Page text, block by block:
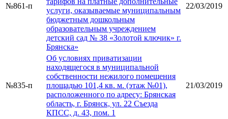
№861-п
услуги, оказываемые муниципальным
бюджетным дошкольным
образовательным учреждением
детский сад № 38 «Золотой ключик» г.
Брянска»
22/03/2019
№835-п
Об условиях приватизации
находящегося в муниципальной
собственности нежилого помещения
площадью 101,4 кв. м. (этаж №01),
расположенного по адресу: Брянская
область, г. Брянск, ул. 22 Съезда
КПСС, д. 43, пом. 1
21/03/2019